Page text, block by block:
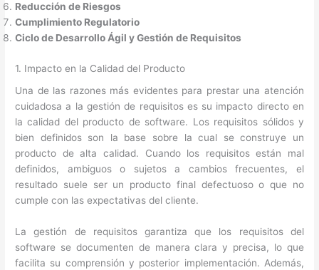
Reducción de Riesgos
Cumplimiento Regulatorio
Ciclo de Desarrollo Ágil y Gestión de Requisitos
1. Impacto en la Calidad del Producto
Una de las razones más evidentes para prestar una atención
cuidadosa a la gestión de requisitos es su impacto directo en
la calidad del producto de software. Los requisitos sólidos y
bien definidos son la base sobre la cual se construye un
producto de alta calidad. Cuando los requisitos están mal
definidos, ambiguos o sujetos a cambios frecuentes, el
resultado suele ser un producto final defectuoso o que no
cumple con las expectativas del cliente.
La gestión de requisitos garantiza que los requisitos del
software se documenten de manera clara y precisa, lo que
facilita su comprensión y posterior implementación. Además,